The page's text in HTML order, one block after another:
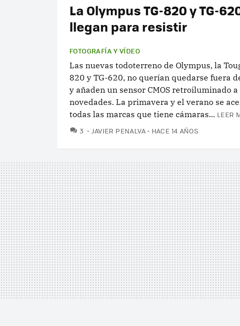
La Olympus TG-820 y TG-
llegan para resistir
FOTOGRAFÍA Y VÍDEO
Las nuevas todoterreno de Olympus, la
820 y TG-620, no querían quedarse fuera
y añaden un sensor CMOS retroiluminado a
novedades. La primavera y el verano se
todas las marcas que tiene cámaras... LEER
3 COMENTARIOS
JAVIER PENALVA HACE 14 AÑOS